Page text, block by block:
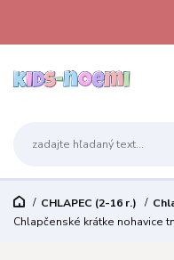
CHLAPEC (2-16 r.)
Chlapčenské krátke nohavice